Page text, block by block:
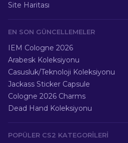
Site Haritası
EN SON GÜNCELLEMELER
IEM Cologne 2026
Arabesk Koleksiyonu
Casusluk/Teknoloji Koleksiyonu
Jackass Sticker Capsule
Cologne 2026 Charms
Dead Hand Koleksiyonu
POPÜLER CS2 KATEGORILERI